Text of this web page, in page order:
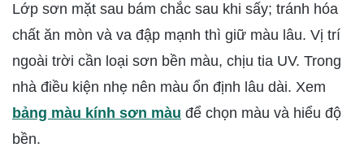
Lớp sơn mặt sau bám chắc sau khi sấy; tránh hóa
chất ăn mòn và va đập mạnh thì giữ màu lâu. Vị trí
ngoài trời cần loại sơn bền màu, chịu tia UV. Trong
nhà điều kiện nhẹ nên màu ổn định lâu dài. Xem
bảng màu kính sơn màu để chọn màu và hiểu độ
bền.